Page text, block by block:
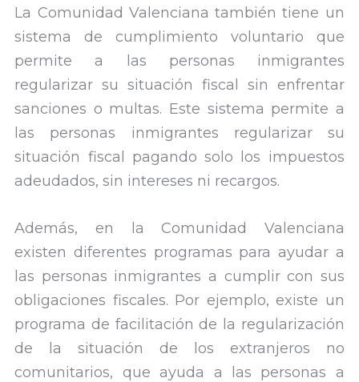
La Comunidad Valenciana también tiene un
sistema de cumplimiento voluntario que
permite a las personas inmigrantes
regularizar su situación fiscal sin enfrentar
sanciones o multas. Este sistema permite a
las personas inmigrantes regularizar su
situación fiscal pagando solo los impuestos
adeudados, sin intereses ni recargos.
Además, en la Comunidad Valenciana
existen diferentes programas para ayudar a
las personas inmigrantes a cumplir con sus
obligaciones fiscales. Por ejemplo, existe un
programa de facilitación de la regularización
de la situación de los extranjeros no
comunitarios, que ayuda a las personas a